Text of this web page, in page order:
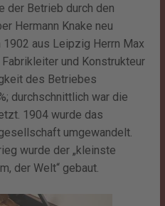
der Betrieb durch den
Hermann Knake neu
aus Leipzig Herrn Max
und Konstrukteur
des Betriebes
durchschnittlich war die
1904 wurde das
umgewandelt.
wurde der „kleinste
der Welt“ gebaut.